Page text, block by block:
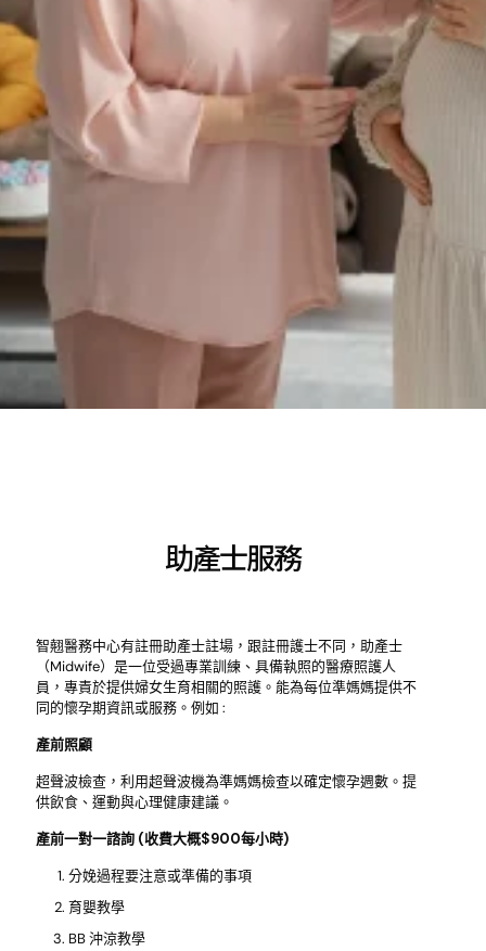
助產士服務
智翹醫務中心有註冊助產士註場，跟註冊護士不同，助產士
（Midwife）是一位受過專業訓練、具備執照的醫療照護人
員，專責於提供婦女生育相關的照護。能為每位準媽媽提供不
同的懷孕期資訊或服務。例如 :
產前照顧
超聲波檢查，利用超聲波機為準媽媽檢查以確定懷孕週數。提
供飲食、運動與心理健康建議。
產前一對一諮詢 (收費大概$900每小時)
分娩過程要注意或準備的事項
育嬰教學
BB 沖涼教學